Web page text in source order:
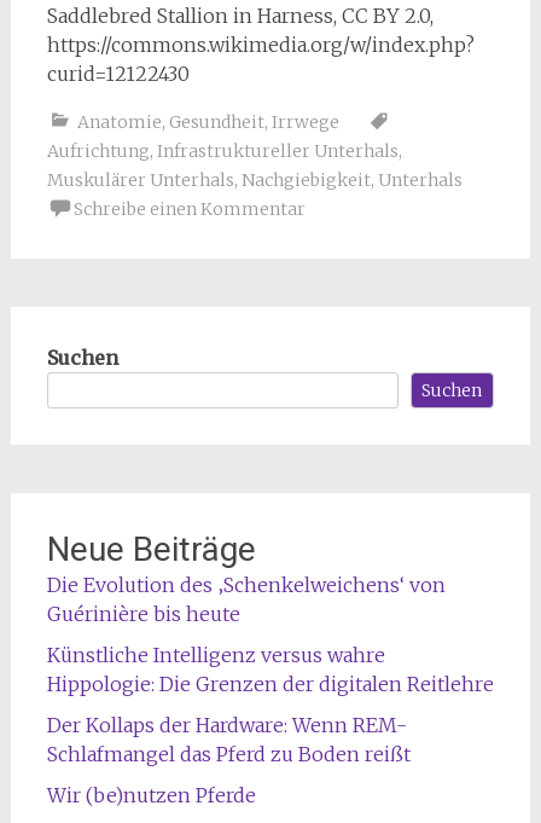
Saddlebred Stallion in Harness, CC BY 2.0,
https://commons.wikimedia.org/w/index.php?
curid=12122430
Anatomie, Gesundheit, Irrwege
Aufrichtung, Infrastruktureller Unterhals,
Muskulärer Unterhals, Nachgiebigkeit, Unterhals
Schreibe einen Kommentar
Suchen
Suchen
Neue Beiträge
Die Evolution des ‚Schenkelweichens‘ von
Guérinière bis heute
Künstliche Intelligenz versus wahre
Hippologie: Die Grenzen der digitalen Reitlehre
Der Kollaps der Hardware: Wenn REM-
Schlafmangel das Pferd zu Boden reißt
Wir (be)nutzen Pferde